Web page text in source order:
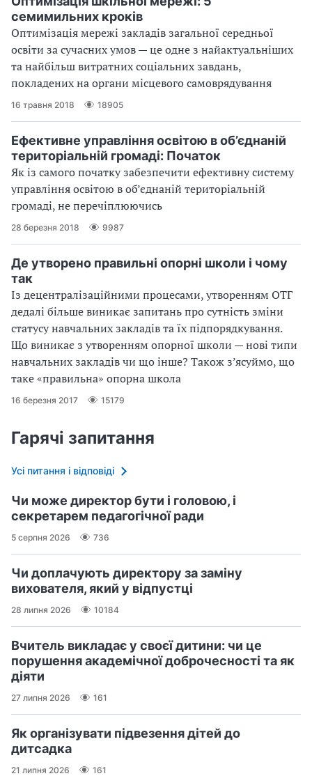
семимильних кроків
Оптимізація мережі закладів загальної середньої
освіти за сучасних умов — це одне з найактуальніших
та найбільш витратних соціальних завдань,
покладених на органи місцевого самоврядування
16 травня 2018 18905
Ефективне управління освітою в об’єднаній
територіальній громаді: Початок
Як із самого початку забезпечити ефективну систему
управління освітою в об’єднаній територіальній
громаді, не перечіплюючись
28 березня 2018 9987
Де утворено правильні опорні школи і чому
так
Із децентралізаційними процесами, утворенням ОТГ
дедалі більше виникає запитань про сутність зміни
статусу навчальних закладів та їх підпорядкування.
Що виникає з утворенням опорної школи — нові типи
навчальних закладів чи що інше? Також з’ясуймо, що
таке «правильна» опорна школа
16 березня 2017 15179
Гарячі запитання
Усі питання і відповіді
Чи може директор бути і головою, і
секретарем педагогічної ради
5 серпня 2026 736
Чи доплачують директору за заміну
вихователя, який у відпустці
28 липня 2026 10184
Вчитель викладає у своєї дитини: чи це
порушення академічної доброчесності та як
діяти
27 липня 2026 161
Як організувати підвезення дітей до
дитсадка
21 липня 2026 161